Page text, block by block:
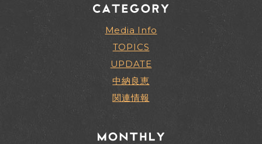
Media Info
TOPICS
UPDATE
中納良恵
関連情報